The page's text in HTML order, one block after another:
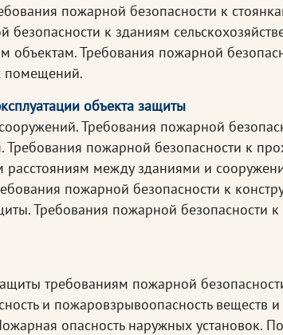
пожарной безопасности к
к зданиям
объектам. Требования пожарной
помещений.
объекта защиты
Требования пожарной
пожарной безопасности к
между зданиями и
пожарной безопасности к
Требования пожарной безопасности
требованиям пожарной
и пожаровзрывоопасность веществ
опасность наружных установок.